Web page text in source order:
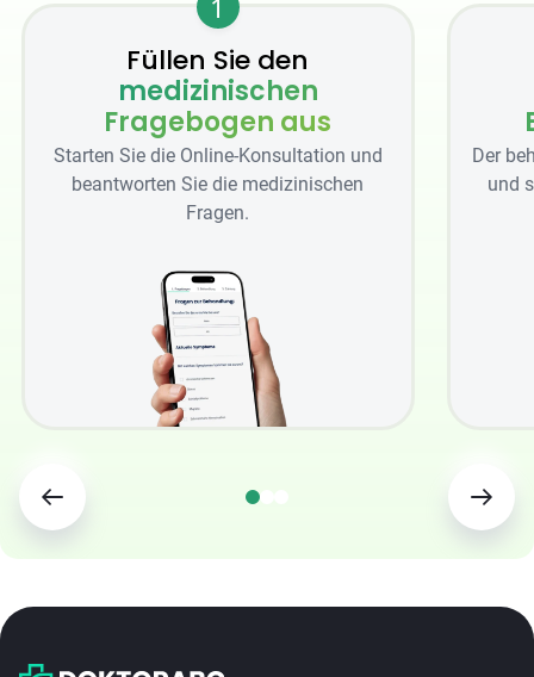
1
Füllen Sie den
medizinischen
Fragebogen aus
Starten Sie die Online-Konsultation und
beantworten Sie die medizinischen
Fragen.
Der
und